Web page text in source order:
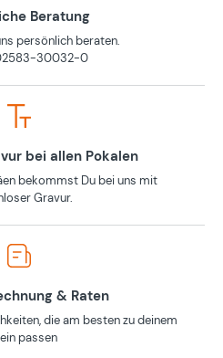
Beratung
persönlich beraten.
30032-0
bei allen Pokalen
bekommst Du bei uns mit
Gravur.
& Raten
die am besten zu deinem
passen